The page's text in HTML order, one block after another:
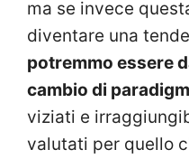
ma se invece
diventare una
potremmo essere
cambio di
viziati e
valutati per quello